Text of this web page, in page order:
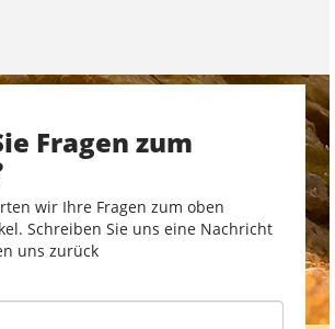
Fragen zum
wir Ihre Fragen zum oben
Schreiben Sie uns eine Nachricht
uns zurück